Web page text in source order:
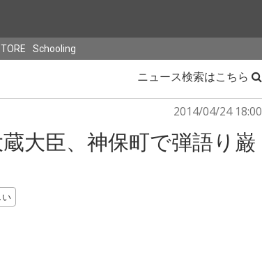
Schooling
ニュース検索はこちら
2014/04/24 18:00
大臣、神保町で弾語り巌